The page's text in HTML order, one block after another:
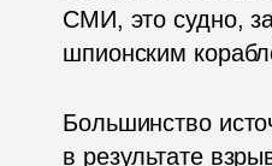
СМИ, это судно,
шпионским
Большинство
в результате